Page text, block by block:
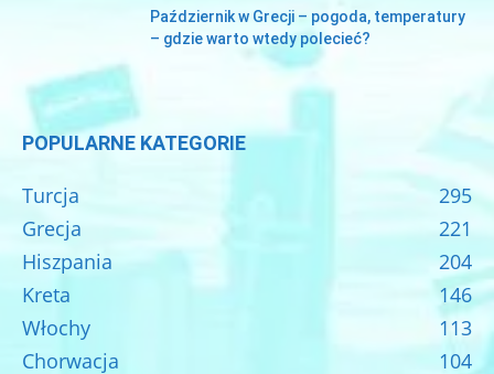
Październik w Grecji – pogoda, temperatury
– gdzie warto wtedy polecieć?
POPULARNE KATEGORIE
Turcja
295
Grecja
221
Hiszpania
204
Kreta
146
Włochy
113
Chorwacja
104